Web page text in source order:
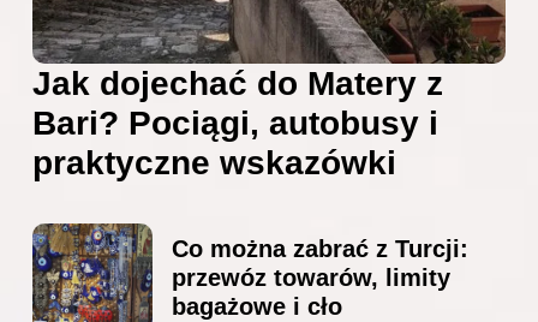
Jak dojechać do Matery z
Bari? Pociągi, autobusy i
praktyczne wskazówki
Co można zabrać z Turcji:
przewóz towarów, limity
bagażowe i cło